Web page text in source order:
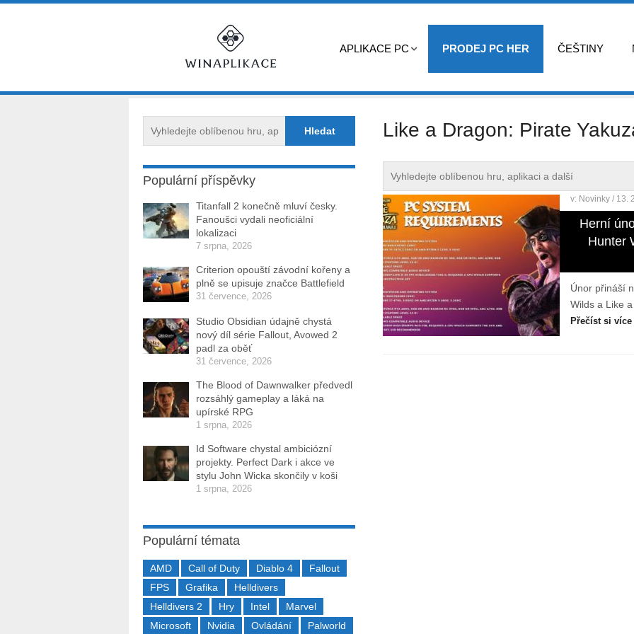
APLIKACE PC PRODEJ PC HER ČEŠTINY
Like a Dragon: Pirate
v: Novinky / 13.
Herní
Hunter
Únor přináší
Wilds a Like
Přečíst si více
Populární příspěvky
Titanfall 2 konečně mluví česky.
Fanoušci vydali neoficiální
lokalizaci
7 srpna, 2026
Criterion opouští závodní kořeny a
plně se upisuje značce Battlefield
31 července, 2026
Studio Obsidian údajně chystá
nový díl série Fallout, Avowed 2
padl za oběť
31 července, 2026
The Blood of Dawnwalker předvedl
rozsáhlý gameplay a láká na
upírské RPG
1 srpna, 2026
Id Software chystal ambiciózní
projekty. Perfect Dark i akce ve
stylu John Wicka skončily v koši
1 srpna, 2026
Populární témata
AMD Call of Duty Diablo 4
Fallout
FPS
Grafika
Helldivers
Helldivers 2
Hry Intel
Marvel
Microsoft
Nvidia Ovládání Palworld